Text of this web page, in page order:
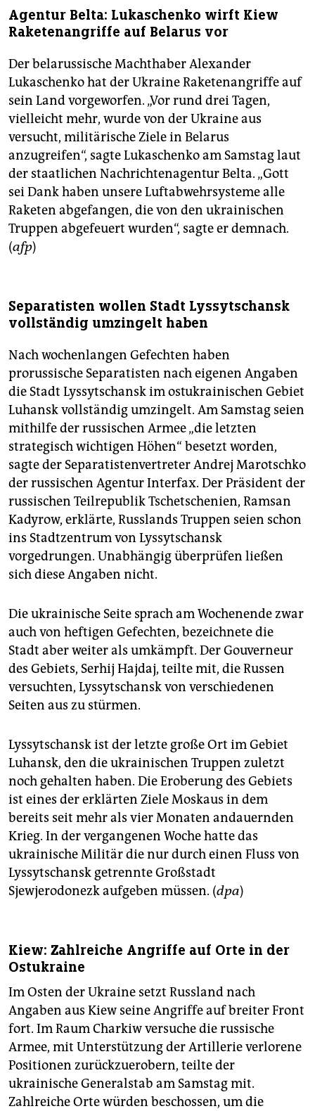
fragen & hilfe
unterstützen
abo
genossenschaft
epaper login
Agentur Belta: Lukaschenko wirft Kiew
Raketenangriffe auf Belarus vor
Der belarussische Machthaber Alexander
Lukaschenko hat der Ukraine Raketenangriffe auf
sein Land vorgeworfen. „Vor rund drei Tagen,
vielleicht mehr, wurde von der Ukraine aus
versucht, militärische Ziele in Belarus
anzugreifen“, sagte Lukaschenko am Samstag laut
der staatlichen Nachrichtenagentur Belta. „Gott
sei Dank haben unsere Luftabwehrsysteme alle
Raketen abgefangen, die von den ukrainischen
Truppen abgefeuert wurden“, sagte er demnach.
(afp)
Separatisten wollen Stadt Lyssytschansk
vollständig umzingelt haben
Nach wochenlangen Gefechten haben
prorussische Separatisten nach eigenen Angaben
die Stadt Lyssytschansk im ostukrainischen Gebiet
Luhansk vollständig umzingelt. Am Samstag seien
mithilfe der russischen Armee „die letzten
strategisch wichtigen Höhen“ besetzt worden,
sagte der Separatistenvertreter Andrej Marotschko
der russischen Agentur Interfax. Der Präsident der
russischen Teilrepublik Tschetschenien, Ramsan
Kadyrow, erklärte, Russlands Truppen seien schon
ins Stadtzentrum von Lyssytschansk
vorgedrungen. Unabhängig überprüfen ließen
sich diese Angaben nicht.
Die ukrainische Seite sprach am Wochenende zwar
auch von heftigen Gefechten, bezeichnete die
Stadt aber weiter als umkämpft. Der Gouverneur
des Gebiets, Serhij Hajdaj, teilte mit, die Russen
versuchten, Lyssytschansk von verschiedenen
Seiten aus zu stürmen.
Lyssytschansk ist der letzte große Ort im Gebiet
Luhansk, den die ukrainischen Truppen zuletzt
noch gehalten haben. Die Eroberung des Gebiets
ist eines der erklärten Ziele Moskaus in dem
bereits seit mehr als vier Monaten andauernden
Krieg. In der vergangenen Woche hatte das
ukrainische Militär die nur durch einen Fluss von
Lyssytschansk getrennte Großstadt
Sjewjerodonezk aufgeben müssen. (dpa)
Kiew: Zahlreiche Angriffe auf Orte in der
Ostukraine
Im Osten der Ukraine setzt Russland nach
Angaben aus Kiew seine Angriffe auf breiter Front
fort. Im Raum Charkiw versuche die russische
Armee, mit Unterstützung der Artillerie verlorene
Positionen zurückzuerobern, teilte der
ukrainische Generalstab am Samstag mit.
Zahlreiche Orte würden beschossen, um die